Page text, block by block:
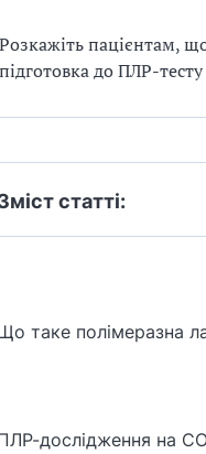
Розкажіть пацієнтам,
підготовка до ПЛР-тесту
статті:
таке полімеразна
дослідження на